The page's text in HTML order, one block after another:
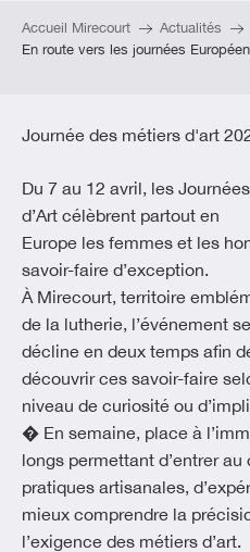
Accueil Mirecourt
Actualités
En route vers les journées
Journée des métiers d'art
Du 7 au 12 avril, les
d’Art célèbrent partout en
Europe les femmes et les
savoir-faire d’exception.
À Mirecourt, territoire
de la lutherie, l’événement se
décline en deux temps afin
découvrir ces savoir-faire
niveau de curiosité ou
� En semaine, place à
longs permettant d’entrer
pratiques artisanales,
mieux comprendre la
l’exigence des métiers d’art.